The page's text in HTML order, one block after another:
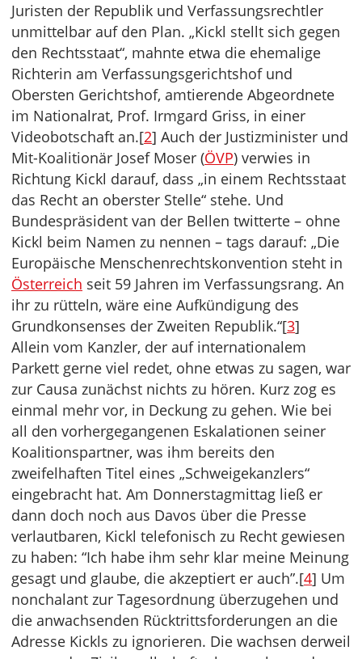
Juristen der Republik und Verfassungsrechtler
unmittelbar auf den Plan. „Kickl stellt sich gegen
den Rechtsstaat“, mahnte etwa die ehemalige
Richterin am Verfassungsgerichtshof und
Obersten Gerichtshof, amtierende Abgeordnete
im Nationalrat, Prof. Irmgard Griss, in einer
Videobotschaft an.[2] Auch der Justizminister und
Mit-Koalitionär Josef Moser (ÖVP) verwies in
Richtung Kickl darauf, dass „in einem Rechtsstaat
das Recht an oberster Stelle“ stehe. Und
Bundespräsident van der Bellen twitterte – ohne
Kickl beim Namen zu nennen – tags darauf: „Die
Europäische Menschenrechtskonvention steht in
Österreich seit 59 Jahren im Verfassungsrang. An
ihr zu rütteln, wäre eine Aufkündigung des
Grundkonsenses der Zweiten Republik.“[3]
Allein vom Kanzler, der auf internationalem
Parkett gerne viel redet, ohne etwas zu sagen, war
zur Causa zunächst nichts zu hören. Kurz zog es
einmal mehr vor, in Deckung zu gehen. Wie bei
all den vorhergegangenen Eskalationen seiner
Koalitionspartner, was ihm bereits den
zweifelhaften Titel eines „Schweigekanzlers“
eingebracht hat. Am Donnerstagmittag ließ er
dann doch noch aus Davos über die Presse
verlautbaren, Kickl telefonisch zu Recht gewiesen
zu haben: “Ich habe ihm sehr klar meine Meinung
gesagt und glaube, die akzeptiert er auch”.[4] Um
nonchalant zur Tagesordnung überzugehen und
die anwachsenden Rücktrittsforderungen an die
Adresse Kickls zu ignorieren. Die wachsen derweil